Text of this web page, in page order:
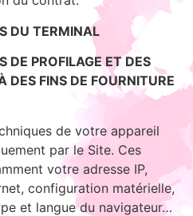
DU TERMINAL
DE PROFILAGE ET DES
DES FINS DE FOURNITURE
de votre appareil
par le Site. Ces
votre adresse IP,
configuration matérielle,
et langue du navigateur…